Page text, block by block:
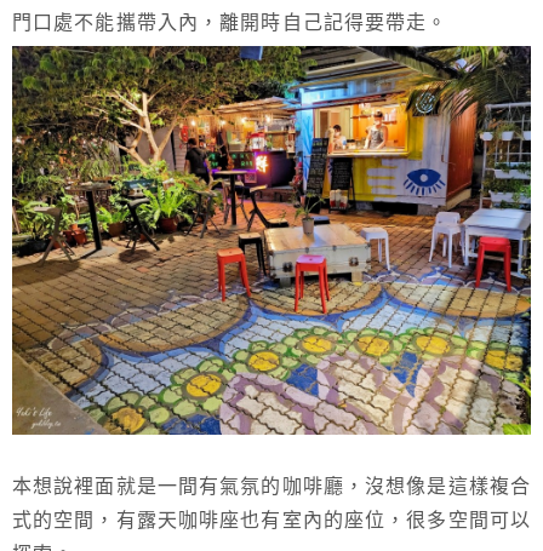
門口處不能攜帶入內，離開時自己記得要帶走。
本想說裡面就是一間有氣氛的咖啡廳，沒想像是這樣複合
式的空間，有露天咖啡座也有室內的座位，很多空間可以